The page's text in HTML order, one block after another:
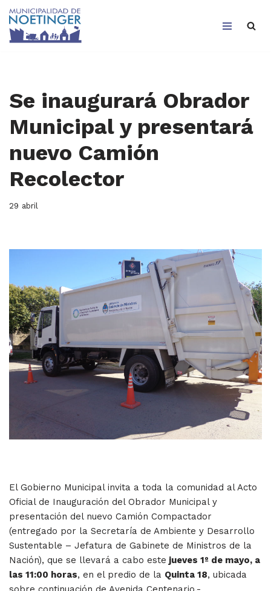
Saltar
Se inaugurará Obrador
Municipal y presentará
nuevo Camión
Recolector
29 abril
El Gobierno Municipal invita a toda la comunidad al Acto
Oficial de Inauguración del Obrador Municipal y
presentación del nuevo Camión Compactador
(entregado por la Secretaría de Ambiente y Desarrollo
Sustentable – Jefatura de Gabinete de Ministros de la
Nación), que se llevará a cabo este jueves 1º de mayo, a
las 11:00 horas, en el predio de la Quinta 18, ubicada